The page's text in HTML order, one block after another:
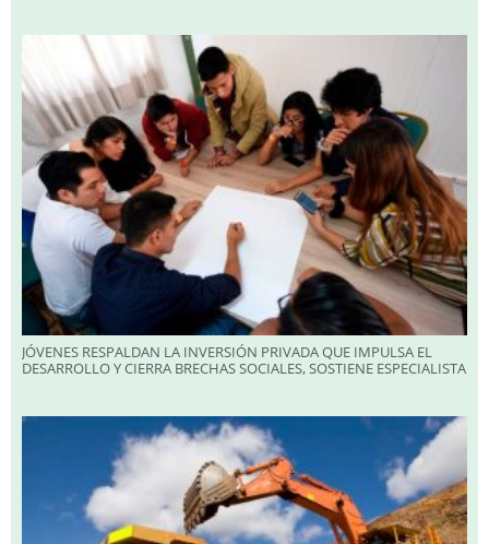
JÓVENES RESPALDAN LA INVERSIÓN PRIVADA QUE IMPULSA EL
DESARROLLO Y CIERRA BRECHAS SOCIALES, SOSTIENE ESPECIALISTA